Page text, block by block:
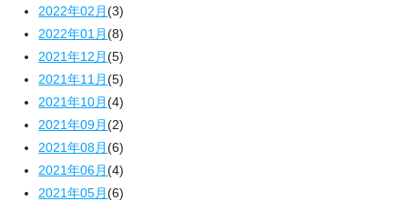
2022年02月(3)
2022年01月(8)
2021年12月(5)
2021年11月(5)
2021年10月(4)
2021年09月(2)
2021年08月(6)
2021年06月(4)
2021年05月(6)